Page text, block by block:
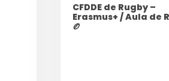
CFDDE de Rugby –
Erasmus+ / Aula de
🏉